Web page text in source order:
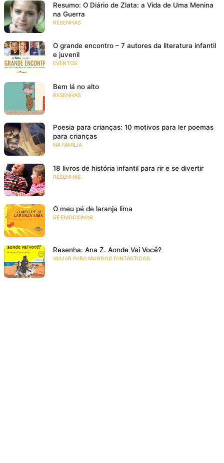
Resumo: O Diário de Zlata: a Vida de Uma Menina
na Guerra
RESENHAS
O grande encontro – 7 autores da literatura infantil
e juvenil
EVENTOS
Bem lá no alto
RESENHAS
Poesia para crianças: 10 motivos para ler poemas
para crianças
NA FAMÍLIA
18 livros de história infantil para rir e se divertir
RESENHAS
O meu pé de laranja lima
SE EMOCIONAR
Resenha: Ana Z. Aonde Vai Você?
VIAJAR PARA MUNDOS FANTÁSTICOS